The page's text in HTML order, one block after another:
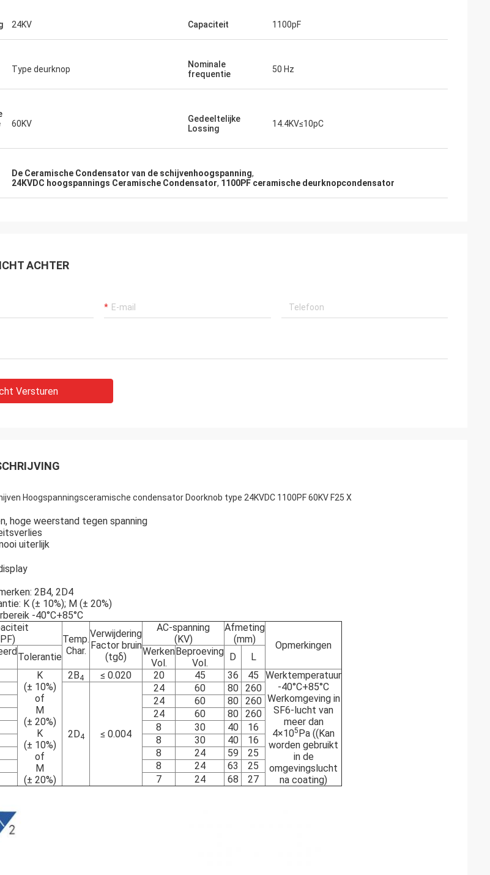
en
„XIWUER is zeer innovatief. Zij hebben de
uitstekende, intuïtieve dienst verleend,
die vooruitzien in de toekomst in verband
hebben.“
24KV Capaciteit 1100pF
Type deurknop
Nominale
frequentie
50 Hz
60KV
Gedeeltelijke
Lossing
14.4KV≤10pC
De Ceramische Condensator van de schijvenhoogspanning,
24KVDC hoogspannings Ceramische Condensator, 1100PF ceramische deurknopcondensator
ACHTER
Versturen
Hoogspanningsceramische condensator Doorknob type 24KVDC 1100PF 60KV F25 X
hoge weerstand tegen spanning
uiterlijk
2B4, 2D4
K (± 10%); M (± 20%)
-40°C+85°C
Temp.
Char.
Verwijdering
Factor bruin
(tgδ)
AC-spanning
(KV)
Afmeting
(mm)
Opmerkingen
Tolerantie
Werken
Vol.
Beproeving
Vol.
D L
K
(± 10%)
of
M
(± 20%)
K
(± 10%)
of
M
(± 20%)
2B4 ≤ 0.020 20 45 36 45
Werktemperatuur
-40°C+85°C
Werkomgeving in
SF6-lucht van
meer dan
4×105Pa ((Kan
worden gebruikt
in de
omgevingslucht
na coating)
2D4 ≤ 0.004
24 60 80
260
24 60 80
260
24 60 80
260
8 30 40
16
8 30 40
16
8 24 59
25
8 24 63
25
7 24 68 27